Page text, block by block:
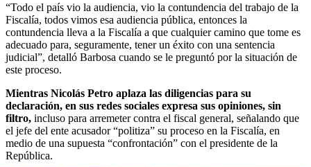
“Todo el país vio la audiencia, vio la contundencia del trabajo de la
Fiscalía, todos vimos esa audiencia pública, entonces la
contundencia lleva a la Fiscalía a que cualquier camino que tome es
adecuado para, seguramente, tener un éxito con una sentencia
judicial”, detalló Barbosa cuando se le preguntó por la situación de
este proceso.
Mientras Nicolás Petro aplaza las diligencias para su
declaración, en sus redes sociales expresa sus opiniones, sin
filtro, incluso para arremeter contra el fiscal general, señalando que
el jefe del ente acusador “politiza” su proceso en la Fiscalía, en
medio de una supuesta “confrontación” con el presidente de la
República.